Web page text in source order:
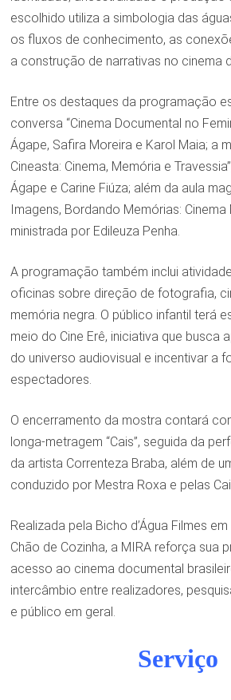
escolhido utiliza a simbologia das
os fluxos de conhecimento, as
a construção de narrativas no cinema
Entre os destaques da programação
conversa “Cinema Documental no
Ágape, Safira Moreira e Karol Maia; a
Cineasta: Cinema, Memória e
Ágape e Carine Fiúza; além da aula
Imagens, Bordando Memórias: Cinema
ministrada por Edileuza Penha.
A programação também inclui
oficinas sobre direção de fotografia,
memória negra. O público infantil terá
meio do Cine Erê, iniciativa que busca
do universo audiovisual e incentivar a
espectadores.
O encerramento da mostra contará
longa-metragem “Cais”, seguida da
da artista Correnteza Braba, além de
conduzido por Mestra Roxa e pelas
Realizada pela Bicho d’Água Filmes
Chão de Cozinha, a MIRA reforça sua
acesso ao cinema documental
intercâmbio entre realizadores,
e público em geral.
Serviço